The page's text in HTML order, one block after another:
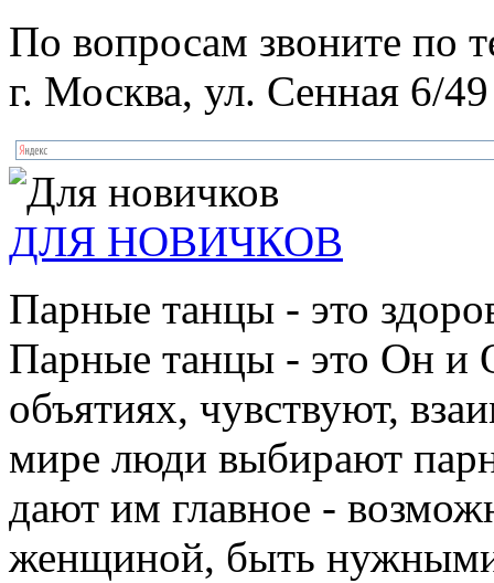
По вопросам звоните по
г. Москва, ул. Сенная 6/49
ДЛЯ НОВИЧКОВ
Парные танцы - это
Парные танцы - это Он и
объятиях, чувствуют,
мире люди выбирают
дают им главное -
женщиной, быть нужными